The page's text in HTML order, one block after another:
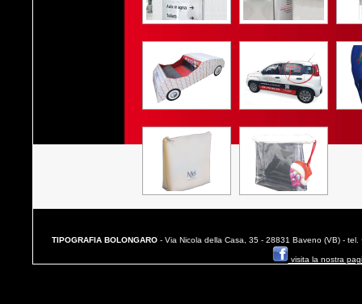
TIPOGRAFIA BOLONGARO - Via Nicola della Casa, 35 - 28831 Baveno (VB) -
visita la nostra